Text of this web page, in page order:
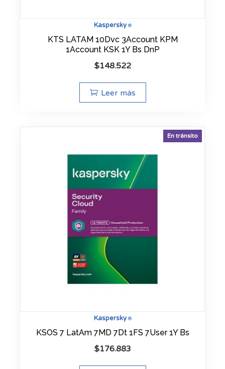
Kaspersky®
KTS LATAM 10Dvc 3Account KPM
1Account KSK 1Y Bs DnP
$148.522
Leer más
Kaspersky®
En tránsito
KSOS 7 LatAm 7MD 7Dt 1FS 7User 1Y Bs
$176.883